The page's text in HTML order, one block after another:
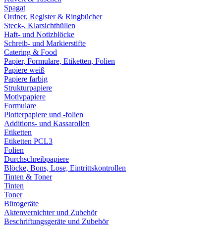
Spagat
Ordner, Register & Ringbücher
Steck-, Klarsichthüllen
Haft- und Notizblöcke
Schreib- und Markierstifte
Catering & Food
Papier, Formulare, Etiketten, Folien
Papiere weiß
Papiere farbig
Strukturpapiere
Motivpapiere
Formulare
Plotterpapiere und -folien
Additions- und Kassarollen
Etiketten
Etiketten PCL3
Folien
Durchschreibpapiere
Blöcke, Bons, Lose, Eintrittskontrollen
Tinten & Toner
Tinten
Toner
Bürogeräte
Aktenvernichter und Zubehör
Beschriftungsgeräte und Zubehör